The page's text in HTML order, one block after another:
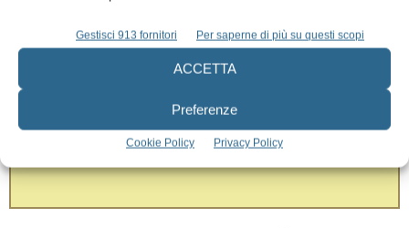
Gestisci 913 fornitori Per saperne di più su questi scopi
ACCETTA
Preferenze
Cookie Policy Privacy Policy
concordato”, ove tutte le sedute terapeutiche cui verrà
Ringraziandola per la fiducia accordata, lo studio le porge i più